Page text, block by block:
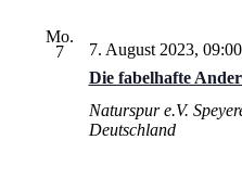
Mo.
7
Die fabelhafte
7. August 2023, 09:00
Naturspur e.V.
Deutschland